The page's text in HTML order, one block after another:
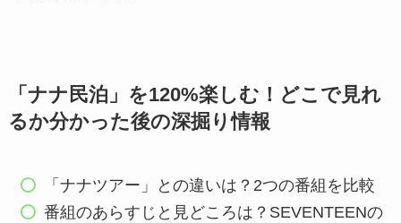
「ナナ民泊」を120%楽しむ！どこで見れ
るか分かった後の深掘り情報
「ナナツアー」との違いは？2つの番組を比較
番組のあらすじと見どころは？SEVENTEENの